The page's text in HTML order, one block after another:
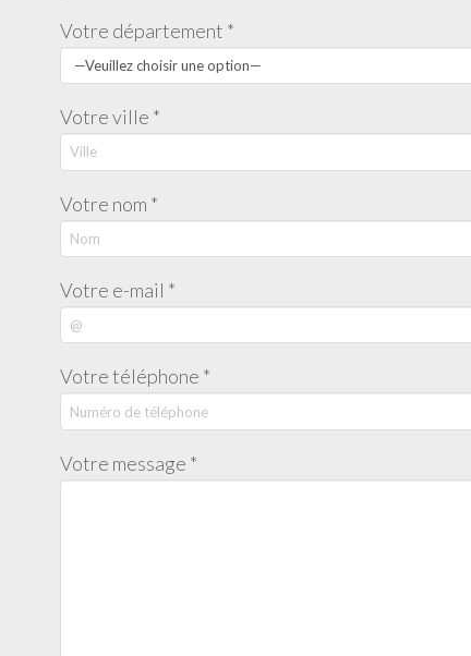
Votre département *
Votre ville *
Votre nom *
Votre e-mail *
Votre téléphone *
Votre message *